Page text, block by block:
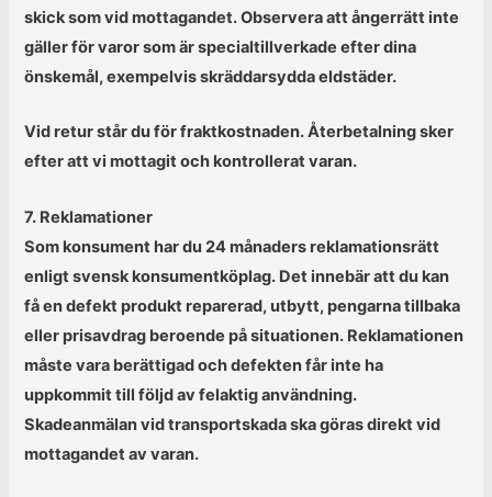
skick som vid mottagandet. Observera att ångerrätt inte
gäller för varor som är specialtillverkade efter dina
önskemål, exempelvis skräddarsydda eldstäder.
Vid retur står du för fraktkostnaden. Återbetalning sker
efter att vi mottagit och kontrollerat varan.
7. Reklamationer
Som konsument har du 24 månaders reklamationsrätt
enligt svensk konsumentköplag. Det innebär att du kan
få en defekt produkt reparerad, utbytt, pengarna tillbaka
eller prisavdrag beroende på situationen. Reklamationen
måste vara berättigad och defekten får inte ha
uppkommit till följd av felaktig användning.
Skadeanmälan vid transportskada ska göras direkt vid
mottagandet av varan.